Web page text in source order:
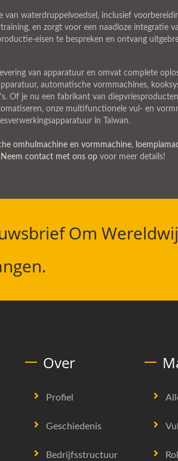
waterdruppelvoedsel, inclusief
en zorgt voor een naadloze integratie
eisen te bespreken en ontvang
van apparatuur en omvat complete
automatische vormmachines,
Of je nu een fabrikant van
onze multifunctionele vul- en
in Taiwan.
omhulmachine en vormmachine,
Neem contact met ons op voor meer details!
Om
Over
Profiel
Geschiedenis
Bedrijfsstructuur